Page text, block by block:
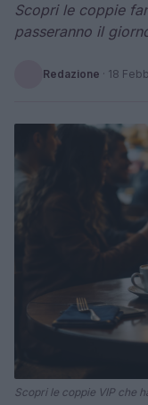
Scopri le coppie
passeranno il
Redazione · 18
Scopri le coppie VIP che